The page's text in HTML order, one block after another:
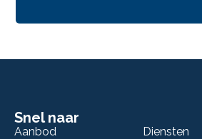
Snel naar
Aanbod
Diensten